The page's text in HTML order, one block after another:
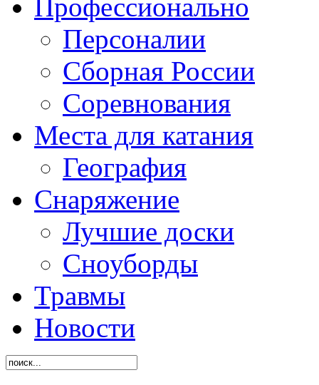
Профессионально
Персоналии
Сборная России
Соревнования
Места для катания
География
Снаряжение
Лучшие доски
Сноуборды
Травмы
Новости